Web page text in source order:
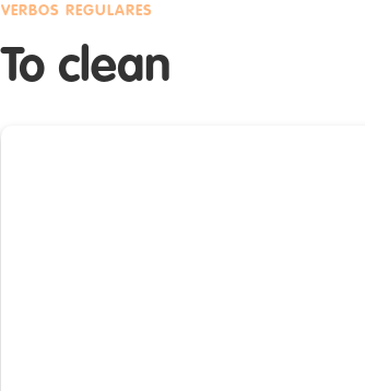
VERBOS REGULARES
To clean